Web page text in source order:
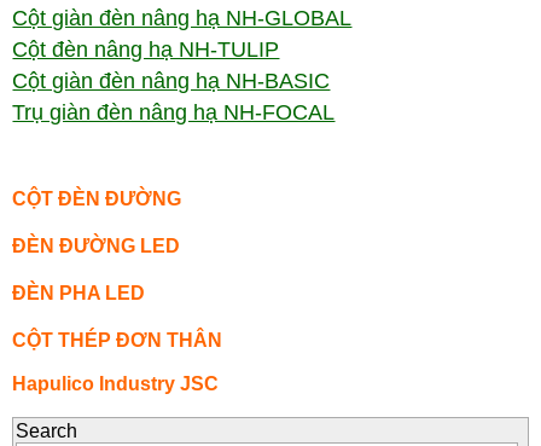
Cột giàn đèn nâng hạ NH-GLOBAL
Cột đèn nâng hạ NH-TULIP
Cột giàn đèn nâng hạ NH-BASIC
Trụ giàn đèn nâng hạ NH-FOCAL
CỘT ĐÈN ĐƯỜNG
ĐÈN ĐƯỜNG LED
ĐÈN PHA LED
CỘT THÉP ĐƠN THÂN
Hapulico Industry JSC
Search